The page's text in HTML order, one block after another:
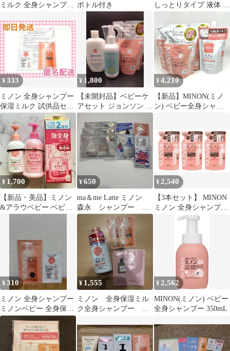
ミルク 全身シャンプー
ボトル付き
しっとりタイプ 液体 ボ
¥333
ミノン 全身シャンプー
保湿ミルク 試供品セッ
ト ベビー用品 シャンプ
ー
¥ 1,800
【未開封品】ベビーケ
アセット ジョンソン ミ
ノン ネスノ
¥4,210
【新品】MINON(ミノ
ン) ベビー全身シャン
¥ 1,700
【新品・美品】ミノン
&アラウベビー ベビー
ローション 泡ソープ3
点セット
¥650
ma＆me Latte ミノン
森永 シャンプー 試
供品 ベビー まとめ
¥ 2,540
【3本セット】 MINON
ミノン 全身シャンプー
しっとりタイプ つめか
え用 380mL×3 数量限
定 配送種別：MR
¥310
ミノン 全身シャンプー
ミノンベビー 全身保湿
ミルク 試供品
¥ 1,555
ミノン 全身保湿ミル
ク全身シャンプー シ
¥2,562
MINON(ミノン) ベビー
全身シャンプー 350mL